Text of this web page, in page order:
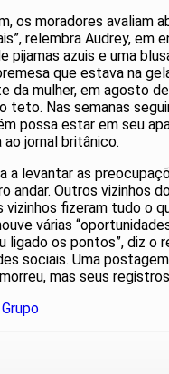
os moradores avaliam
relembra Audrey, em
pijamas azuis e uma
que estava na
da mulher, em agosto
teto. Nas semanas
possa estar em seu
jornal britânico.
a levantar as
andar. Outros vizinhos
vizinhos fizeram tudo o
várias
ligado os pontos”, diz
sociais. Uma
mas seus